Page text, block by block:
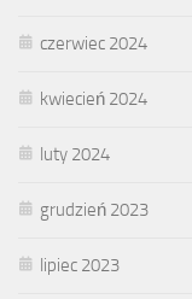
czerwiec 2024
kwiecień 2024
luty 2024
grudzień 2023
lipiec 2023